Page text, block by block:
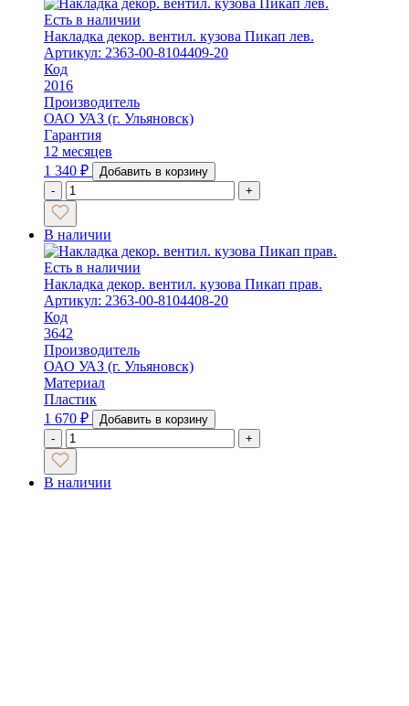
Есть в наличии
Накладка декор. вентил. кузова Пикап лев.
Артикул: 2363-00-8104409-20
Код
2016
Производитель
ОАО УАЗ (г. Ульяновск)
Гарантия
12 месяцев
1 340 ₽
Добавить в корзину
-
+
В наличии
Есть в наличии
Накладка декор. вентил. кузова Пикап прав.
Артикул: 2363-00-8104408-20
Код
3642
Производитель
ОАО УАЗ (г. Ульяновск)
Материал
Пластик
1 670 ₽
Добавить в корзину
-
+
В наличии